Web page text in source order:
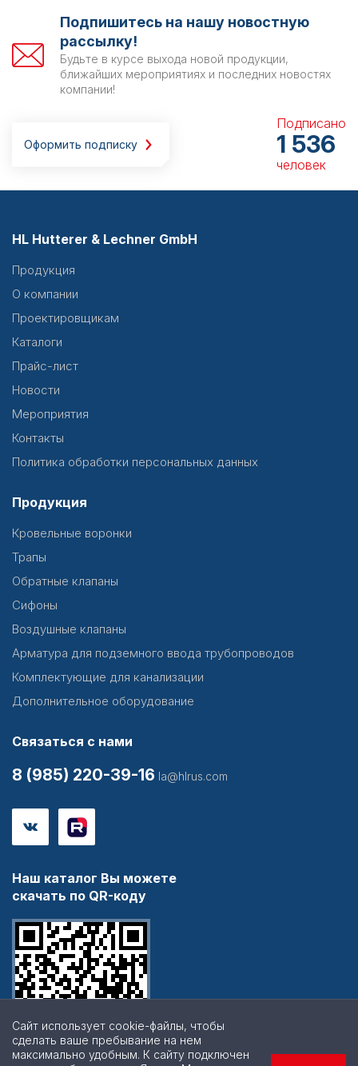
Подпишитесь на нашу новостную
рассылку!
Будьте в курсе выхода новой продукции,
ближайших мероприятиях и последних новостях
компании!
Оформить подписку
Подписано
1 536
человек
HL Hutterer & Lechner GmbH
Продукция
О компании
Проектировщикам
Каталоги
Прайс-лист
Новости
Мероприятия
Контакты
Политика обработки персональных данных
Продукция
Кровельные воронки
Трапы
Обратные клапаны
Сифоны
Воздушные клапаны
Арматура для подземного ввода трубопроводов
Комплектующие для канализации
Дополнительное оборудование
Связаться с нами
8 (985) 220-39-16 la@hlrus.com
Наш каталог Вы можете
скачать по QR-коду
Сайт использует cookie-файлы, чтобы
сделать ваше пребывание на нем
максимально удобным. К cайту подключен